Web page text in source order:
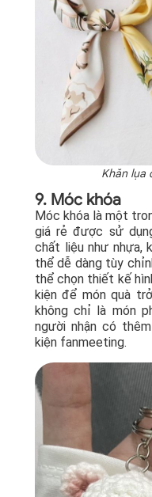
Khăn lụa
9. Móc khóa
Móc khóa là một
giá rẻ được sử
chất liệu như nhựa,
thể dễ dàng tùy
thể chọn thiết kế
kiện để món quà
không chỉ là món
người nhận có
kiện fanmeeting.